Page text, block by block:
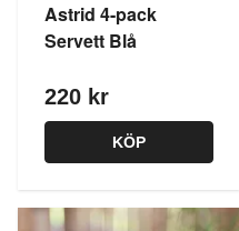
Astrid 4-pack
Servett Blå
220 kr
KÖP